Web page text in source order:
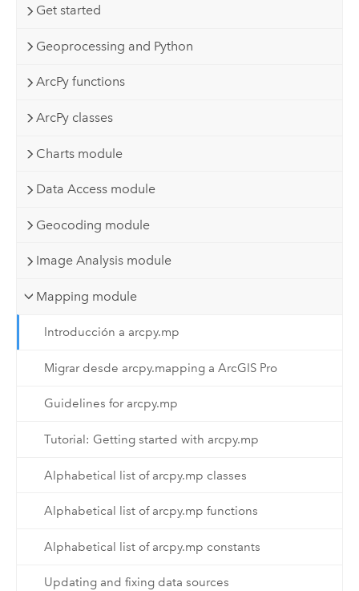
Get started
Geoprocessing and Python
ArcPy functions
ArcPy classes
Charts module
Data Access module
Geocoding module
Image Analysis module
Mapping module
Introducción a arcpy.mp
Migrar desde arcpy.mapping a ArcGIS Pro
Guidelines for arcpy.mp
Tutorial: Getting started with arcpy.mp
Alphabetical list of arcpy.mp classes
Alphabetical list of arcpy.mp functions
Alphabetical list of arcpy.mp constants
Updating and fixing data sources